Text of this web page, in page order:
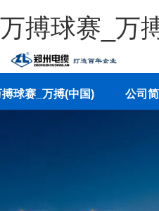
万搏球赛_万
球赛_万搏(中国) 公司